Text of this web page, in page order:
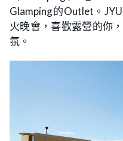
Glamping的Outlet。
火晚會，喜歡露營的你
氛。